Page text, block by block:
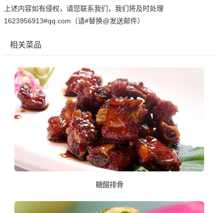
上述内容如有侵权，请您联系我们，我们将及时处理
1623956913#qq.com（请#替换@发送邮件）
相关菜品
糖醋排骨